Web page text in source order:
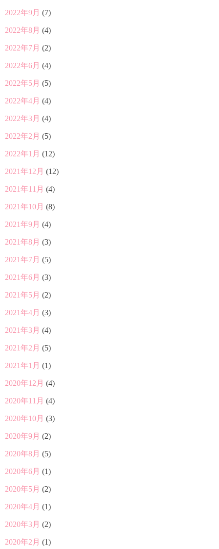
2022年9月 (7)
2022年8月 (4)
2022年7月 (2)
2022年6月 (4)
2022年5月 (5)
2022年4月 (4)
2022年3月 (4)
2022年2月 (5)
2022年1月 (12)
2021年12月 (12)
2021年11月 (4)
2021年10月 (8)
2021年9月 (4)
2021年8月 (3)
2021年7月 (5)
2021年6月 (3)
2021年5月 (2)
2021年4月 (3)
2021年3月 (4)
2021年2月 (5)
2021年1月 (1)
2020年12月 (4)
2020年11月 (4)
2020年10月 (3)
2020年9月 (2)
2020年8月 (5)
2020年6月 (1)
2020年5月 (2)
2020年4月 (1)
2020年3月 (2)
2020年2月 (1)